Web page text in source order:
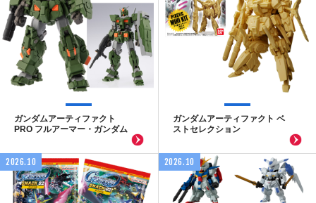
ガンダムアーティファクト
PRO フルアーマー・ガンダム
ガンダムアーティファクト ベ
ストセレクション
2026.10 2026.10